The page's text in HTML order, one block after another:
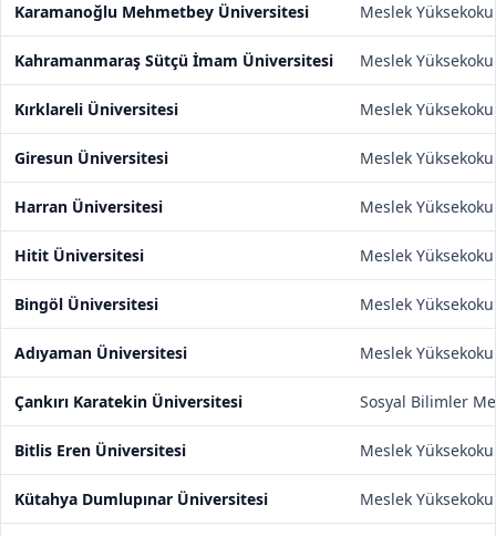
Karamanoğlu Mehmetbey Üniversitesi Meslek
Kahramanmaraş Sütçü İmam Üniversitesi Meslek
Kırklareli Üniversitesi Meslek
Giresun Üniversitesi Meslek
Harran Üniversitesi Meslek
Hitit Üniversitesi Meslek
Bingöl Üniversitesi Meslek
Adıyaman Üniversitesi Meslek
Çankırı Karatekin Üniversitesi Sosyal Bilimler
Bitlis Eren Üniversitesi Meslek
Kütahya Dumlupınar Üniversitesi Meslek